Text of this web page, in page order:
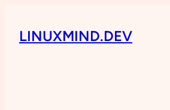
LINUXMIND.DEV